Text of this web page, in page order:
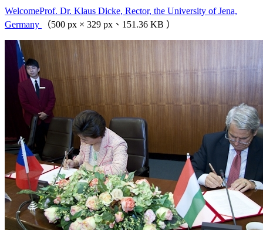
WelcomeProf. Dr. Klaus Dicke, Rector, the University of Jena,
Germany
（500 px × 329 px、151.36 KB ）